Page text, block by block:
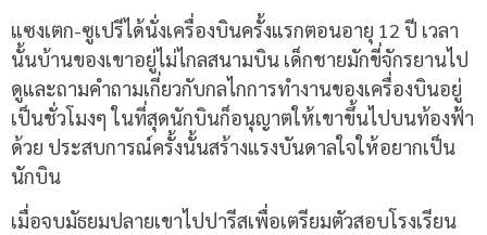
แซงเตก-ซูเปรีได้นั่งเครื่องบินครั้งแรกตอนอายุ 12 ปี เวลา
นั้นบ้านของเขาอยู่ไม่ไกลสนามบิน เด็กชายมักขี่จักรยานไป
ดูและถามคำถามเกี่ยวกับกลไกการทำงานของเครื่องบินอยู่
เป็นชั่วโมงๆ ในที่สุดนักบินก็อนุญาตให้เขาขึ้นไปบนท้องฟ้า
ด้วย ประสบการณ์ครั้งนั้นสร้างแรงบันดาลใจให้อยากเป็น
นักบิน
เมื่อจบมัธยมปลายเขาไปปารีสเพื่อเตรียมตัวสอบโรงเรียน